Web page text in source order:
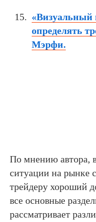
«Визуальный
определять
Мэрфи.
По мнению автора,
ситуации на рынке
трейдеру хороший
все основные
рассматривает